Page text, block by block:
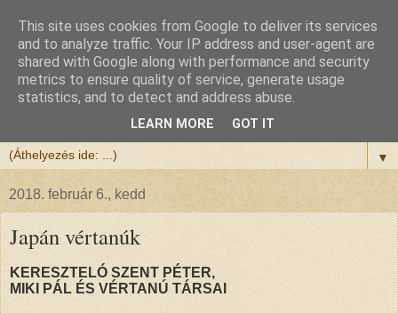
Félix atya
Szeretettel köszöntöm a honlapomra ellátogatót.
▼
2018. február 6., kedd
Japán vértanúk
KERESZTELÓ SZENT PÉTER,
MIKI PÁL ÉS VÉRTANÚ TÁRSAI
This site uses cookies from Google to deliver its services
and to analyze traffic. Your IP address and user-agent are
shared with Google along with performance and security
metrics to ensure quality of service, generate usage
statistics, and to detect and address abuse.
LEARN MORE GOT IT